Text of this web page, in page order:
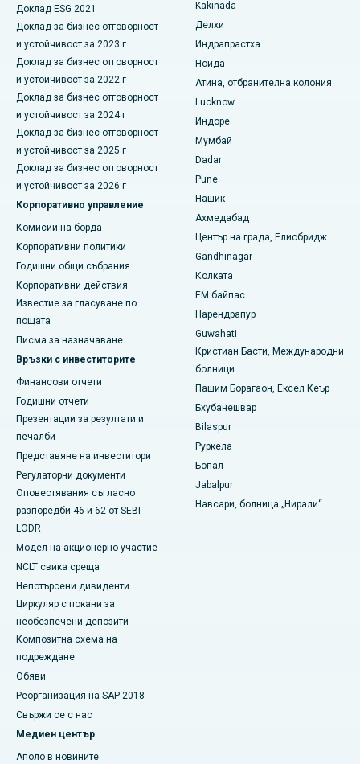
Най-добрата болница в централния бизнес район Белапур,
Нави Мумбай
Най-добрата болница в Панчавати, Нашик
Най-добрата болница в Секундерабад, Хайдерабад
Най-добрата болница в Сешадрипурам, Бангалор
Най-добрата болница на Уолтейр Мейн Роуд,
Висакхапатнам
Най-добрата болница в Subhash Nagar Road, Каримнагар
Най-добрата болница в Манагари, Караикуди
Най-добрата болница в Арепали, Варангал
Най-добрата болница в колония Арера, Бхопал
Най-добрата болница в Джаянагар, Бангалор
Най-добрата болница в КК Нагар, Мадурай
Най-добрата болница в Ramji Nagar, Nellore
Най-добрата болница в Сектор-19, Руркела
Най-добрата болница в Суаргейт, Пуна
Най-добрата болница за жени с рак в Южен Делхи
ERCP
Доклад ESG 2021
Доклад за бизнес отговорност
и устойчивост за 2023 г
Доклад за бизнес отговорност
и устойчивост за 2022 г
Доклад за бизнес отговорност
и устойчивост за 2024 г
Доклад за бизнес отговорност
и устойчивост за 2025 г
Доклад за бизнес отговорност
и устойчивост за 2026 г
Корпоративно управление
Комисии на борда
Корпоративни политики
Годишни общи събрания
Корпоративни действия
Известие за гласуване по
пощата
Писма за назначаване
Връзки с инвеститорите
Финансови отчети
Годишни отчети
Презентации за резултати и
печалби
Представяне на инвеститори
Регулаторни документи
Оповестявания съгласно
разпоредби 46 и 62 от SEBI
LODR
Модел на акционерно участие
NCLT свика среща
Непотърсени дивиденти
Циркуляр с покани за
необезпечени депозити
Композитна схема на
подреждане
Обяви
Реорганизация на SAP 2018
Свържи се с нас
Медиен център
Аполо в новините
Kakinada
Делхи
Индрапрастха
Нойда
Атина, отбранителна колония
Lucknow
Индоре
Мумбай
Dadar
Pune
Нашик
Ахмедабад
Център на града, Елисбридж
Gandhinagar
Колката
EM байпас
Нарендрапур
Guwahati
Кристиан Басти, Международни
болници
Пашим Борагаон, Ексел Кеър
Бхубанешвар
Bilaspur
Руркела
Бопал
Jabalpur
Навсари, болница „Нирали“